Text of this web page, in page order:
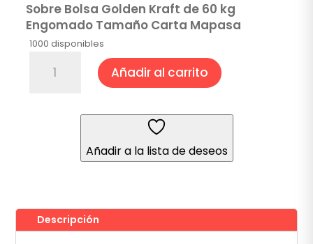
Sobre Bolsa Golden Kraft de 60 kg
Engomado Tamaño Carta Mapasa
1000 disponibles
50
Piezas
Añadir al carrito
Añadir a la lista de deseos
Descripción